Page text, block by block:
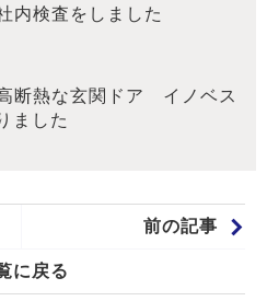
内検査をしました
断熱な玄関ドア イノベス
ました
前の記事
に戻る